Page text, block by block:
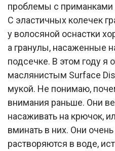
проблемы с приманками
С эластичных колечек
у волосяной оснастки
а гранулы, насаженные
подсечке. В этом году я
маслянистым Surface
мукой. Не понимаю,
внимания раньше. Они
насаживать на крючок,
вминать в них. Они
растворяются в воде,